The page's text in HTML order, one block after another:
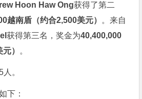
Hoon Haw Ong获得了第二
越南盾（约合2,500美元） 。来自
获得第三名，奖金为40,400,000
） 。
。
下：